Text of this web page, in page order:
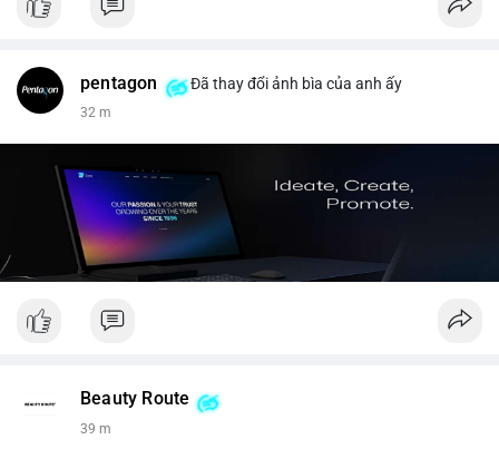
pentagon Đã thay đổi ảnh bìa của anh ấy
32 m
Beauty Route
39 m